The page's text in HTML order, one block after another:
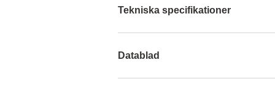
Tekniska specifikationer
Datablad